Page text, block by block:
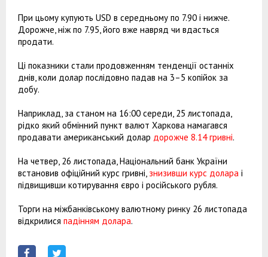
При цьому купують USD в середньому по 7.90 і нижче.
Дорожче, ніж по 7.95, його вже навряд чи вдасться
продати.
Ці показники стали продовженням тенденції останніх
днів, коли долар послідовно падав на 3–5 копійок за
добу.
Наприклад, за станом на 16:00 середи, 25 листопада,
рідко який обмінний пункт валют Харкова намагався
продавати американський долар дорожче 8.14 гривні.
На четвер, 26 листопада, Національний банк України
встановив офіційний курс гривні, знизивши курс долара і
підвищивши котирування євро і російського рубля.
Торги на міжбанківському валютному ринку 26 листопада
відкрилися падінням долара.